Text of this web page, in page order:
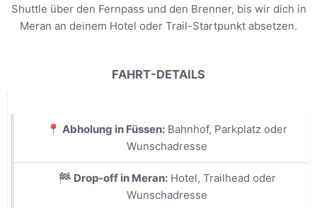
Shuttle über den Fernpass und den Brenner, bis wir dich in
Meran an deinem Hotel oder Trail-Startpunkt absetzen.
FAHRT-DETAILS
📍 Abholung in Füssen: Bahnhof, Parkplatz oder
Wunschadresse
🏁 Drop-off in Meran: Hotel, Trailhead oder
Wunschadresse